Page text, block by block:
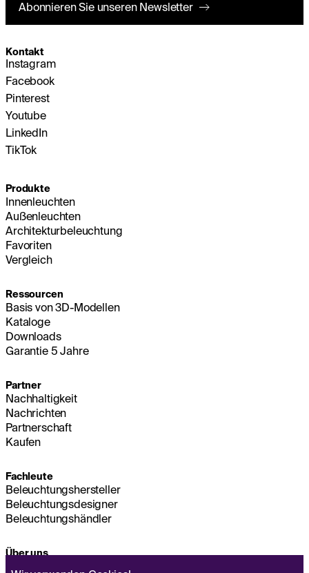
Abonnieren Sie unseren Newsletter
Kontakt
Instagram
Facebook
Pinterest
Youtube
LinkedIn
TikTok
Produkte
Innenleuchten
Außenleuchten
Architekturbeleuchtung
Favoriten
Vergleich
Ressourcen
Basis von 3D-Modellen
Kataloge
Downloads
Garantie 5 Jahre
Partner
Nachhaltigkeit
Nachrichten
Partnerschaft
Kaufen
Fachleute
Beleuchtungshersteller
Beleuchtungsdesigner
Beleuchtungshändler
Über uns